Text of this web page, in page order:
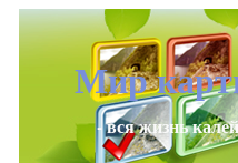
Мир
- вся жизнь